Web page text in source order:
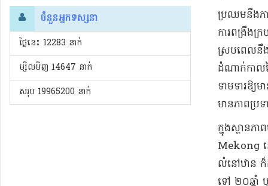
ចំនួនអ្នកទស្សនា
ថ្ងៃនេះ​ 12283 នាក់
ម្សិលមិញ 14647 នាក់
សរុប 19965200 នាក់
ប្រឈម​នឹង​ភា
ការពង្រឹង​ក្
ស្របពេល​នឹ
ដំណាក់កាល​ន
ទាមទារ​ឱ្យ
មាន​ភាព​ប្រ
ក្នុងស្ថាន
Mekong ន
លំនៅឋាន ក៏
ទៅ ២០​ឆ្នាំ